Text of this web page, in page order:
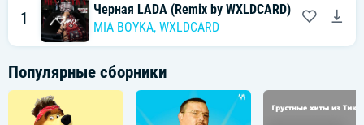
1
Черная LADA (Remix by WXLDCARD)
MIA BOYKA, WXLDCARD
Популярные сборники